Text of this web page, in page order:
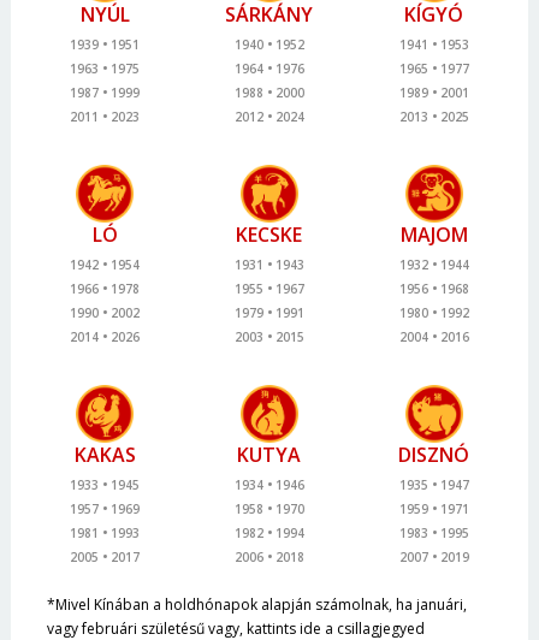
NYÚL
1939
1951
1963
1975
1987
1999
2011
2023
SÁRKÁNY
1940
1952
1964
1976
1988
2000
2012
2024
KÍGYÓ
1941
1953
1965
1977
1989
2001
2013
2025
LÓ
1942
1954
1966
1978
1990
2002
2014
2026
KECSKE
1931
1943
1955
1967
1979
1991
2003
2015
MAJOM
1932
1944
1956
1968
1980
1992
2004
2016
KAKAS
1933
1945
1957
1969
1981
1993
2005
2017
KUTYA
1934
1946
1958
1970
1982
1994
2006
2018
DISZNÓ
1935
1947
1959
1971
1983
1995
2007
2019
*Mivel Kínában a holdhónapok alapján számolnak, ha januári,
vagy februári születésű vagy, kattints ide a csillagjegyed